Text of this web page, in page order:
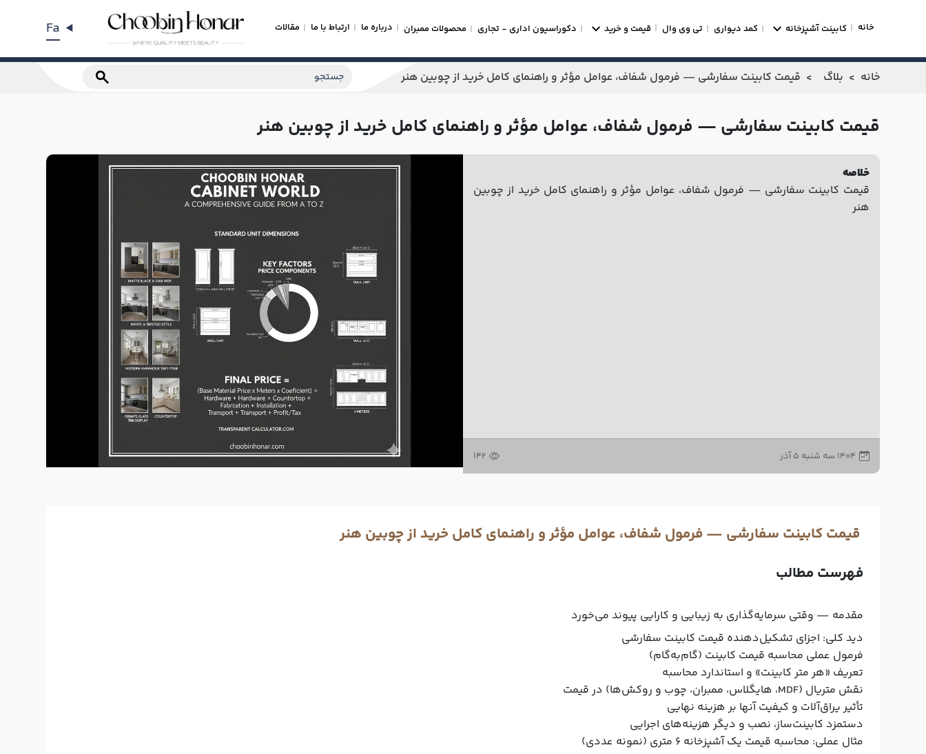
خانه کابینت آشپزخانه کمد دیواری تی وی وال قیمت و خرید دکوراسیون اداری - تجاری محصولات ممبران درباره ما ارتباط با ما مقالات Fa
خانه بلاگ قیمت کابینت سفارشی — فرمول شفاف، عوامل مؤثر و راهنمای کامل خرید از چوبین هنر
قیمت کابینت سفارشی — فرمول شفاف، عوامل مؤثر و راهنمای کامل خرید از چوبین هنر
خلاصه
قیمت کابینت سفارشی — فرمول شفاف، عوامل مؤثر و راهنمای کامل خرید از چوبین
هنر
۱۴۰۴ سه شنبه ۵ آذر 142
قیمت کابینت سفارشی — فرمول شفاف، عوامل مؤثر و راهنمای کامل خرید از چوبین هنر
فهرست مطالب
مقدمه — وقتی سرمایه‌گذاری به زیبایی و کارایی پیوند می‌خورد
دید کلی: اجزای تشکیل‌دهنده قیمت کابینت سفارشی
فرمول عملی محاسبه قیمت کابینت (گام‌به‌گام)
تعریف «هر متر کابینت» و استاندارد محاسبه
نقش متریال (MDF، هایگلاس، ممبران، چوب و روکش‌ها) در قیمت
تأثیر یراق‌آلات و کیفیت آنها بر هزینه نهایی
دستمزد کابینت‌ساز، نصب و دیگر هزینه‌های اجرایی
مثال عملی: محاسبه قیمت یک آشپزخانه ۶ متری (نمونه عددی)